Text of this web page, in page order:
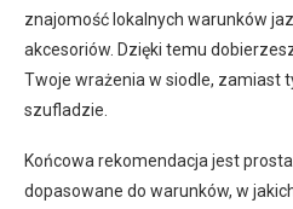
znajomość lokalnych warunków
akcesoriów. Dzięki temu
Twoje wrażenia w siodle, zamiast
szufladzie.
Końcowa rekomendacja jest
dopasowane do warunków, w